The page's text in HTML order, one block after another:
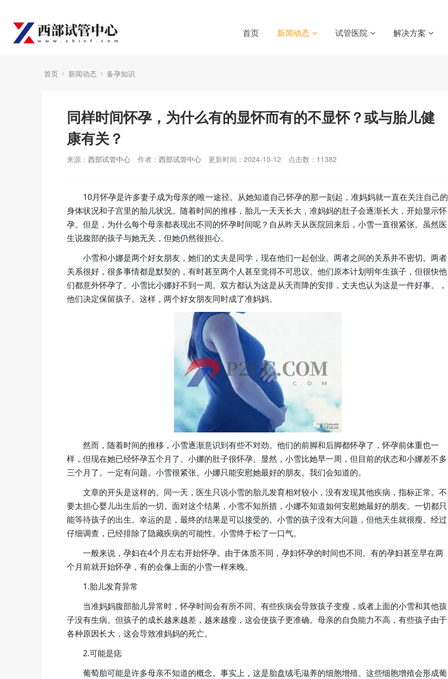
首页 新闻动态 试管医院 解决方案
首页 新闻动态 备孕知识
同样时间怀孕，为什么有的显怀而有的不显怀？或与胎儿健
康有关？
来源： 西部试管中心 作者： 西部试管中心 更新时间：2024-10-12 点击数： 11382
10月怀孕是许多妻子成为母亲的唯一途径。从她知道自己怀孕的那一刻起，准妈妈就一直在关注自己的
身体状况和子宫里的胎儿状况。随着时间的推移，胎儿一天天长大，准妈妈的肚子会逐渐长大，开始显示怀
孕。但是，为什么每个母亲都表现出不同的怀孕时间呢？自从昨天从医院回来后，小雪一直很紧张。虽然医
生说腹部的孩子与她无关，但她仍然很担心。
小雪和小娜是两个好女朋友，她们的丈夫是同学，现在他们一起创业。两者之间的关系并不密切。两者
关系很好，很多事情都是默契的，有时甚至两个人甚至觉得不可思议。他们原本计划明年生孩子，但很快他
们都意外怀孕了。小雪比小娜好不到一周。双方都认为这是从天而降的安排，丈夫也认为这是一件好事。，
他们决定保留孩子。这样，两个好女朋友同时成了准妈妈。
然而，随着时间的推移，小雪逐渐意识到有些不对劲。他们的前脚和后脚都怀孕了，怀孕前体重也一
样，但现在她已经怀孕五个月了。小娜的肚子很怀孕。显然，小雪比她早一周，但目前的状态和小娜差不多
三个月了。一定有问题。小雪很紧张。小娜只能安慰她最好的朋友。我们会知道的。
文章的开头是这样的。同一天，医生只说小雪的胎儿发育相对较小，没有发现其他疾病，指标正常。不
要太担心婴儿出生后的一切。面对这个结果，小雪不知所措，小娜不知道如何安慰她最好的朋友。一切都只
能等待孩子的出生。幸运的是，最终的结果是可以接受的。小雪的孩子没有大问题，但他天生就很瘦。经过
仔细调查，已经排除了隐藏疾病的可能性。小雪终于松了一口气。
一般来说，孕妇在4个月左右开始怀孕。由于体质不同，孕妇怀孕的时间也不同。有的孕妇甚至早在两
个月前就开始怀孕，有的会像上面的小雪一样来晚。
1.胎儿发育异常
当准妈妈腹部胎儿异常时，怀孕时间会有所不同。有些疾病会导致孩子变瘦，或者上面的小雪和其他孩
子没有生病。但孩子的成长越来越差，越来越瘦，这会使孩子更准确。母亲的自负能力不高，有些孩子由于
各种原因长大，这会导致准妈妈的死亡。
2.可能是痣
葡萄胎可能是许多母亲不知道的概念。事实上，这是胎盘绒毛滋养的细胞增殖。这些细胞增殖会形成葡